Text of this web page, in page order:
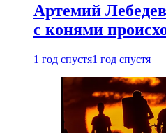
Артемий
с конями
1 год спустя1 год спустя